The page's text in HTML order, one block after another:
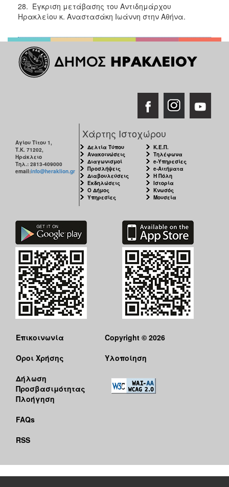
28. Έγκριση μετάβασης του Αντιδημάρχου
Ηρακλείου κ. Αναστασάκη Ιωάννη στην Αθήνα.
Αγίου Τίτου 1,
Τ.Κ. 71202,
Ηράκλειο
Τηλ.: 2813-409000
email:info@heraklion.gr
Χάρτης Ιστοχώρου
Δελτία Τύπου
Ανακοινώσεις
Διαγωνισμοί
Προσλήψεις
Διαβουλεύσεις
Εκδηλώσεις
Ο Δήμος
Υπηρεσίες
Κ.Ε.Π.
Τηλέφωνα
e-Υπηρεσίες
e-Αιτήματα
Η Πόλη
Ιστορία
Κνωσός
Μουσεία
Επικοινωνία
Όροι Χρήσης
Δήλωση
Προσβασιμότητας
Πλοήγηση
FAQs
RSS
Copyright © 2026
Υλοποίηση